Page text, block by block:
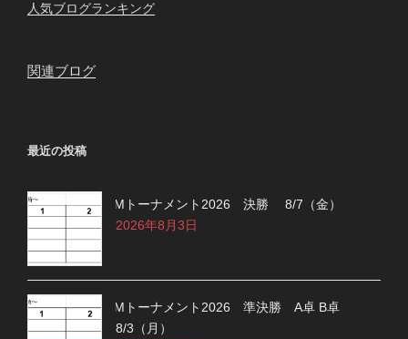
人気ブログランキング
関連ブログ
最近の投稿
Mトーナメント2026 決勝 8/7（金）
2026年8月3日
Mトーナメント2026 準決勝 A卓 B卓
8/3（月）